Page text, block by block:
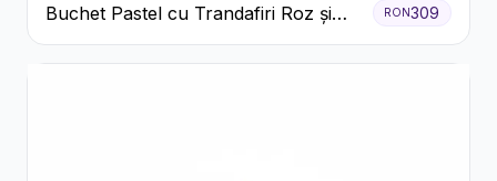
Buchet Pastel cu Trandafiri Roz și
Albi
RON309